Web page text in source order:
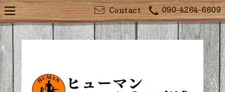
090-4264-6609
Contact